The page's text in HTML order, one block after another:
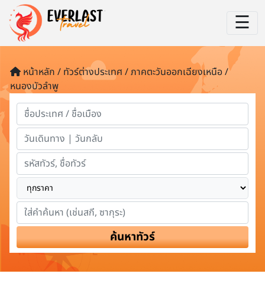
☰
หน้าหลัก / ทัวร์ต่างประเทศ / ภาคตะวันออกเฉียงเหนือ /
หนองบัวลำพู
ค้นหาทัวร์